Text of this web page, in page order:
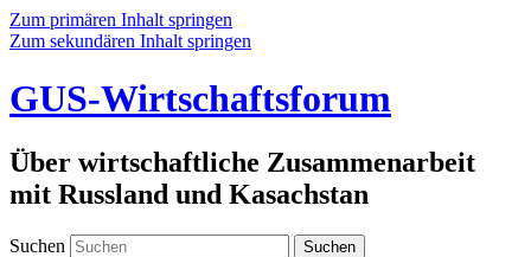
Zum primären Inhalt springen
Zum sekundären Inhalt springen
GUS-Wirtschaftsforum
Über wirtschaftliche Zusammenarbeit
mit Russland und Kasachstan
Suchen